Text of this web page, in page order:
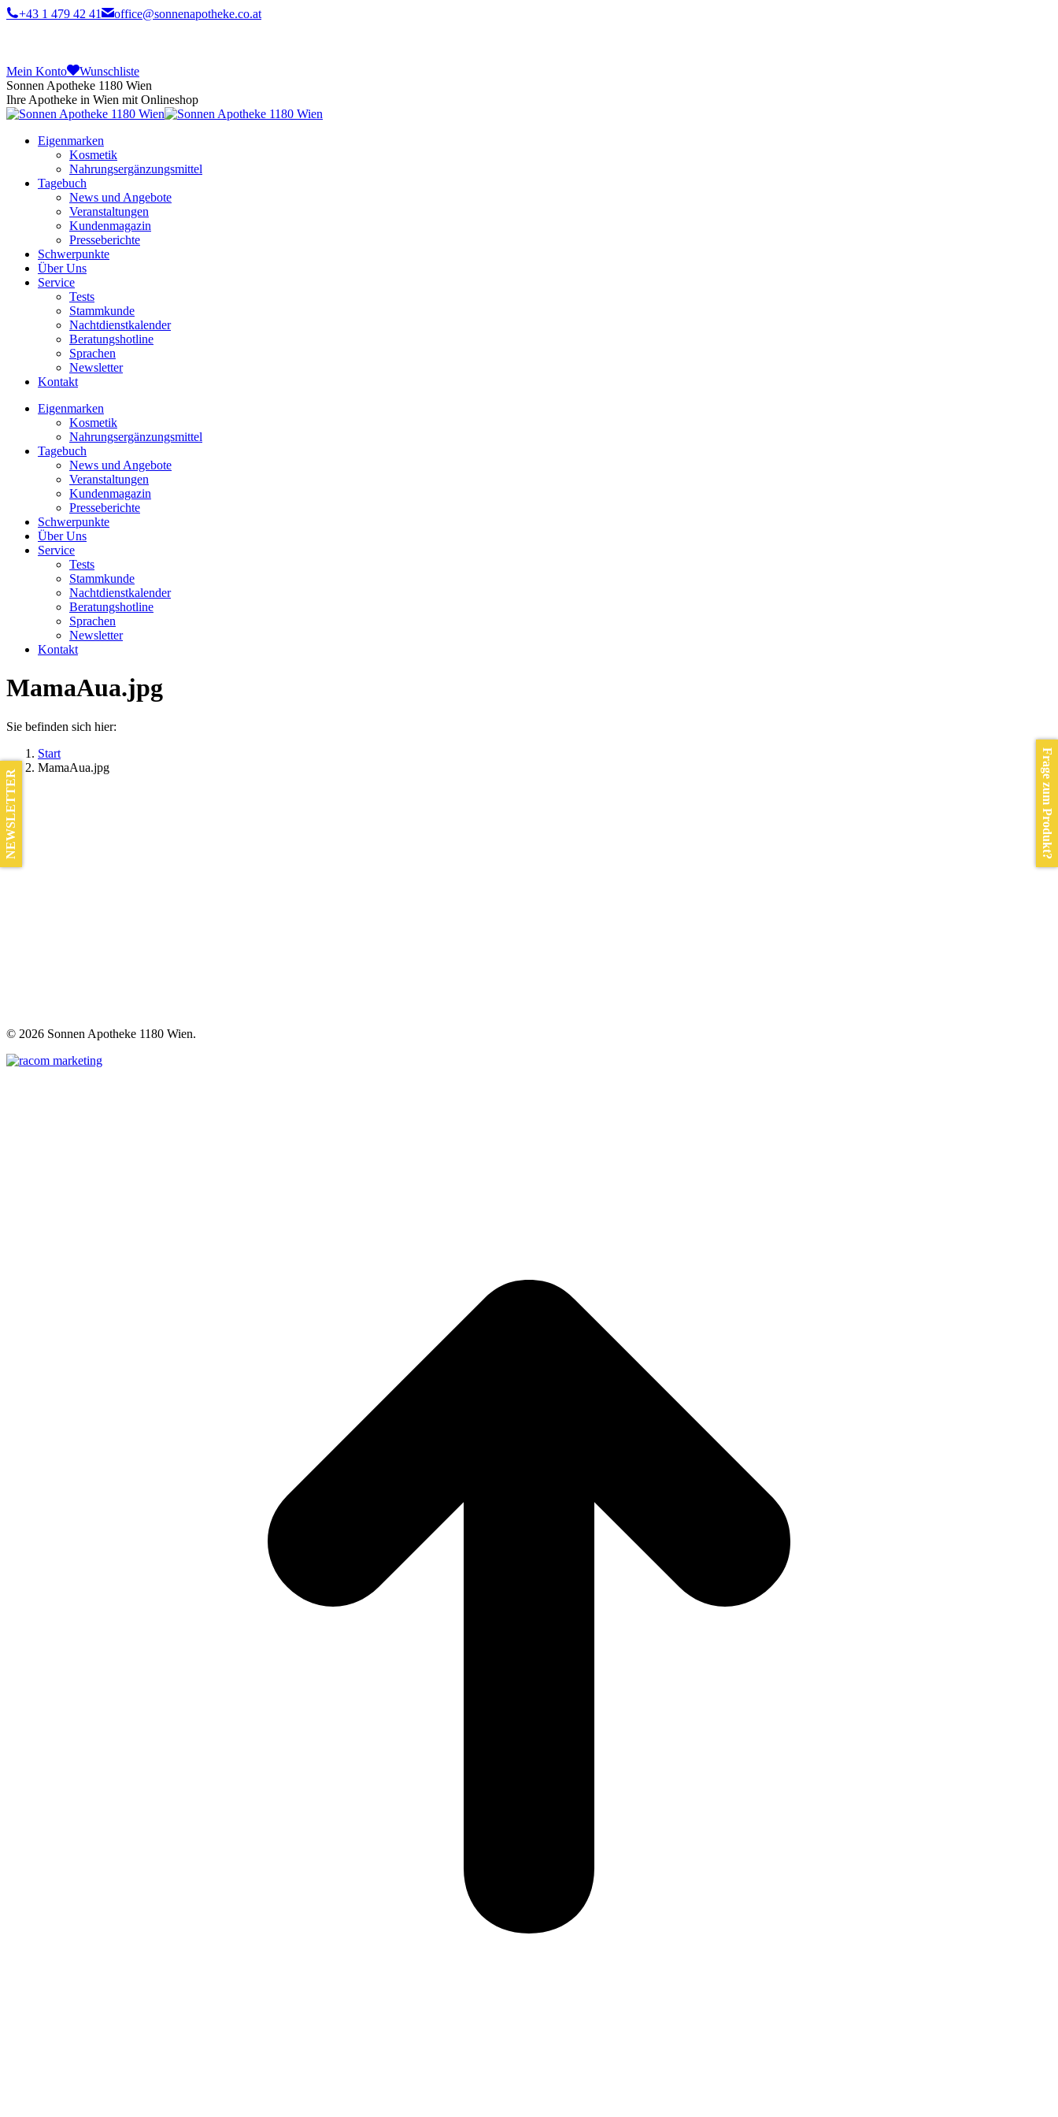
+43 1 479 42 41 office@sonnenapotheke.co.at
Mein Konto
Wunschliste
Sonnen Apotheke 1180 Wien
Ihre Apotheke in Wien mit Onlineshop
Eigenmarken
Kosmetik
Nahrungsergänzungsmittel
Tagebuch
News und Angebote
Veranstaltungen
Kundenmagazin
Presseberichte
Schwerpunkte
Über Uns
Service
Tests
Stammkunde
Nachtdienstkalender
Beratungshotline
Sprachen
Newsletter
Kontakt
Eigenmarken
Kosmetik
Nahrungsergänzungsmittel
Tagebuch
News und Angebote
Veranstaltungen
Kundenmagazin
Presseberichte
Schwerpunkte
Über Uns
Service
Tests
Stammkunde
Nachtdienstkalender
Beratungshotline
Sprachen
Newsletter
Kontakt
MamaAua.jpg
Sie befinden sich hier:
Start
MamaAua.jpg
© 2026 Sonnen Apotheke 1180 Wien.
Frage zum Produkt?
NEWSLETTER